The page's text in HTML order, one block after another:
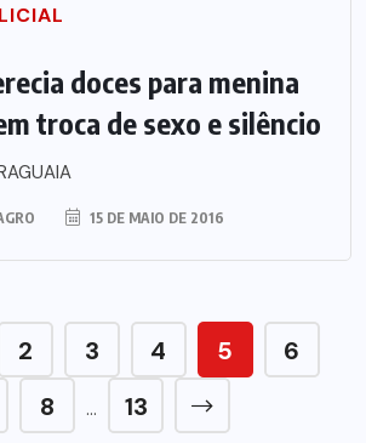
doces para menina
troca de sexo e silêncio
15 DE MAIO DE 2016
2 3 4 5
6
8 … 13